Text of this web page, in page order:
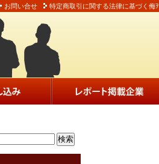
お問い合せ 特定商取引に関する法律に基づく侮ｦ